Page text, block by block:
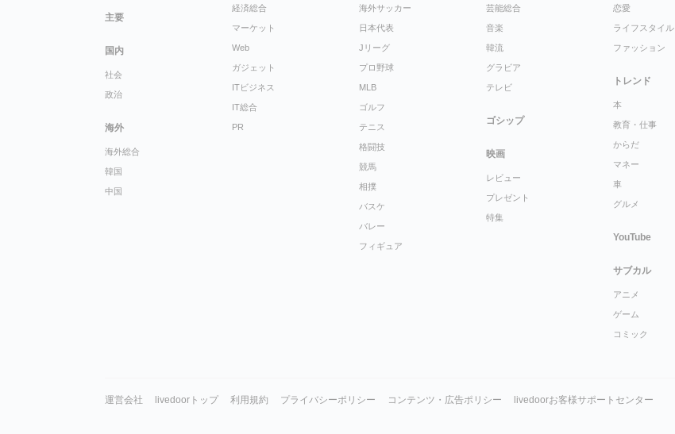
主要
国内
社会
政治
海外
海外総合
韓国
中国
経済総合
マーケット
Web
ガジェット
ITビジネス
IT総合
PR
海外サッカー
日本代表
Jリーグ
プロ野球
MLB
ゴルフ
テニス
格闘技
競馬
相撲
バスケ
バレー
フィギュア
芸能総合
音楽
韓流
グラビア
テレビ
ゴシップ
映画
レビュー
プレゼント
特集
恋愛
ライフスタイル
ファッション
トレンド
本
教育・仕事
からだ
マネー
車
グルメ
YouTube
サブカル
アニメ
ゲーム
コミック
運営会社 livedoorトップ 利用規約 プライバシーポリシー コンテンツ・広告ポリシー livedoorお客様サポートセンター